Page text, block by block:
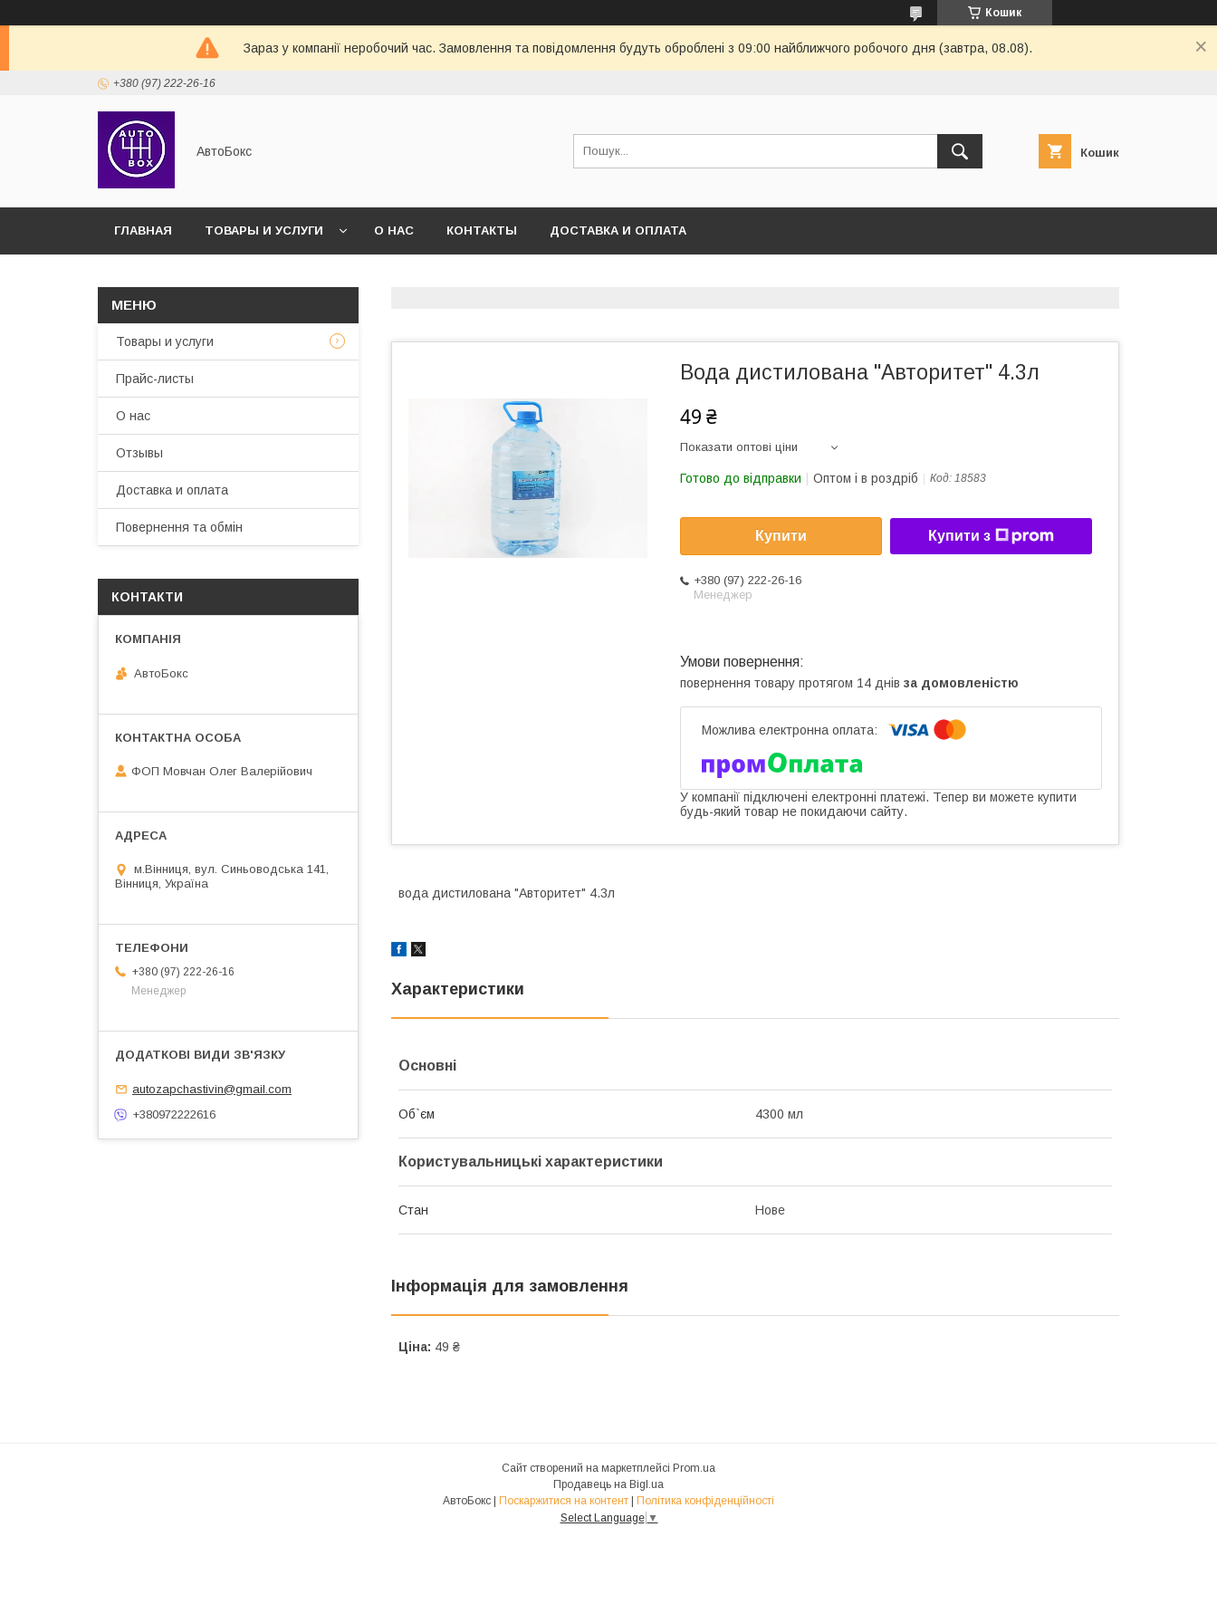
Кошик
Зараз у компанії неробочий час. Замовлення та повідомлення будуть оброблені з 09:00 найближчого робочого дня (завтра, 08.08).
+380 (97) 222-26-16
АвтоБокс Кошик
ГЛАВНАЯ ТОВАРЫ И УСЛУГИ О НАС КОНТАКТЫ ДОСТАВКА И ОПЛАТА
Вода дистилована "Авторитет" 4.3л
49 ₴
Показати оптові ціни
Готово до відправки Оптом і в роздріб Код: 18583
Купити Купити з
+380 (97) 222-26-16
Менеджер
повернення товару протягом 14 днів за домовленістю
У компанії підключені електронні платежі. Тепер ви можете купити
будь-який товар не покидаючи сайту.
вода дистилована "Авторитет" 4.3л
Характеристики
Основні
Об`єм 4300 мл
Користувальницькі характеристики
Стан Нове
Інформація для замовлення
Ціна: 49 ₴
Товары и услуги
Прайс-листы
О нас
Отзывы
Доставка и оплата
Повернення та обмін
КОНТАКТИ
АвтоБокс
ФОП Мовчан Олег Валерійович
м.Вінниця, вул. Синьоводська 141,
Вінниця, Україна
+380 (97) 222-26-16
Менеджер
autozapchastivin@gmail.com
+380972222616
Сайт створений на маркетплейсі Prom.ua
Продавець на Bigl.ua
АвтоБокс | Поскаржитися на контент | Політика конфіденційності
Select Language ▼